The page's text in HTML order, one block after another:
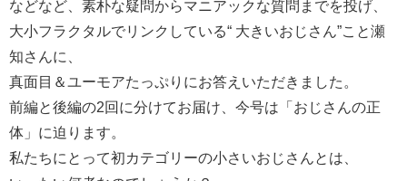
などなど、素朴な疑問からマニアックな質問までを投げ、
大小フラクタルでリンクしている“ 大きいおじさん”こと瀬
知さんに、
真面目＆ユーモアたっぷりにお答えいただきました。
前編と後編の2回に分けてお届け、今号は「おじさんの正
体」に迫ります。
私たちにとって初カテゴリーの小さいおじさんとは、